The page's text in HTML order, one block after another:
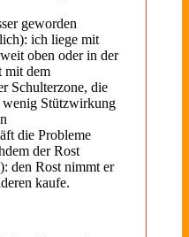
geworden
ich liege mit
oben oder in der
mit dem
Schulterzone, die
Stützwirkung
die Probleme
der Rost
den Rost nimmt er
kaufe.